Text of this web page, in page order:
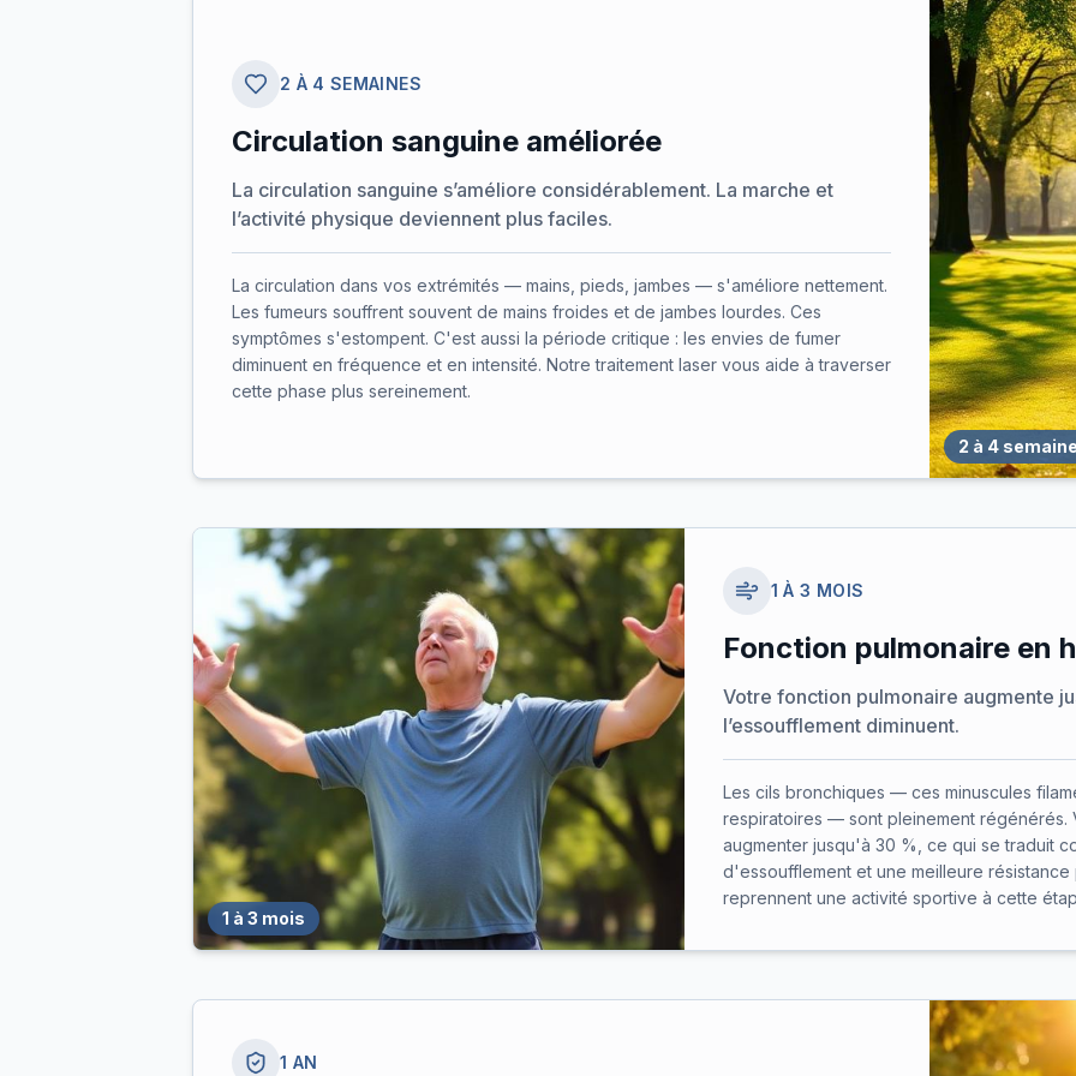
2 à 4
2 À 4 SEMAINES
Circulation sanguine améliorée
La circulation sanguine s’améliore considérablement. La marche et
l’activité physique deviennent plus faciles.
La circulation dans vos extrémités — mains, pieds, jambes — s'améliore nettement.
Les fumeurs souffrent souvent de mains froides et de jambes lourdes. Ces
symptômes s'estompent. C'est aussi la période critique : les envies de fumer
diminuent en fréquence et en intensité. Notre traitement laser vous aide à traverser
cette phase plus sereinement.
1 à 3 mois
1 À 3 MOIS
Fonction pulmonaire en
Votre fonction pulmonaire augmente
l’essoufflement diminuent.
Les cils bronchiques — ces minuscules
respiratoires — sont pleinement régénérés.
augmenter jusqu'à 30 %, ce qui se traduit
d'essoufflement et une meilleure
reprennent une activité sportive à cette
1 AN